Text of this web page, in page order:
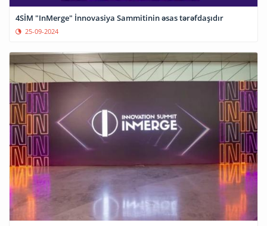
4SİM "InMerge" İnnovasiya Sammitinin əsas tərəfdaşıdır
25-09-2024